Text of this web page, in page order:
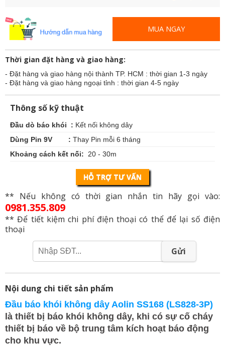
MUA NGAY
Thời gian đặt hàng và giao hàng:
- Đặt hàng và giao hàng nội thành TP. HCM : thời gian 1-3 ngày
- Đặt hàng và giao hàng ngoại tỉnh : thời gian 4-5 ngày
Thông số kỹ thuật
Đầu dò báo khói : Kết nối không dây
Dùng Pin 9V : Thay Pin mỗi 6 tháng
Khoảng cách kết nối: 20 - 30m
HỖ TRỢ TƯ VẤN
** Nếu không có thời gian nhắn tin hãy gọi vào:
0981.355.809
** Để tiết kiệm chi phí điện thoại có thể để lại số điện
thoại
Gửi
Nội dung chi tiết sản phẩm
Đầu báo khói không dây Aolin SS168 (LS828-3P)
là thiết bị báo khói không dây, khi có sự cố cháy
thiết bị báo về bộ trung tâm kích hoạt báo động
cho khu vực.